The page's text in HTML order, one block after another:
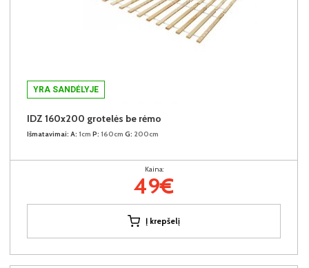
YRA SANDĖLYJE
IDZ 160x200 grotelės be rėmo
Išmatavimai: A: 1cm P: 160cm G: 200cm
Kaina:
49€
Į krepšelį